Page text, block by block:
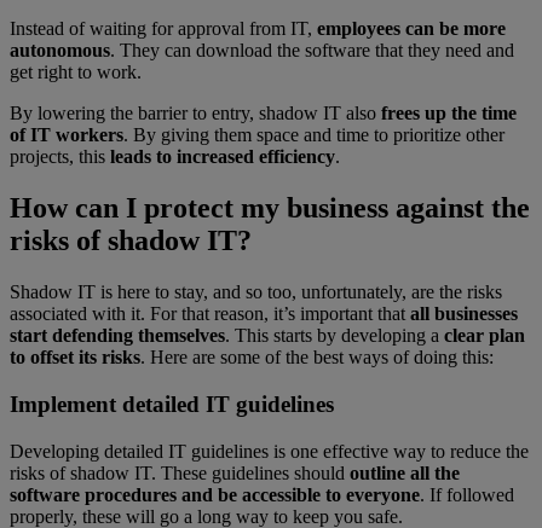
Instead of waiting for approval from IT, employees can be more
autonomous. They can download the software that they need and
get right to work.
By lowering the barrier to entry, shadow IT also frees up the time
of IT workers. By giving them space and time to prioritize other
projects, this leads to increased efficiency.
How can I protect my business against the
risks of shadow IT?
Shadow IT is here to stay, and so too, unfortunately, are the risks
associated with it. For that reason, it’s important that all businesses
start defending themselves. This starts by developing a clear plan
to offset its risks. Here are some of the best ways of doing this:
Implement detailed IT guidelines
Developing detailed IT guidelines is one effective way to reduce the
risks of shadow IT. These guidelines should outline all the
software procedures and be accessible to everyone. If followed
properly, these will go a long way to keep you safe.